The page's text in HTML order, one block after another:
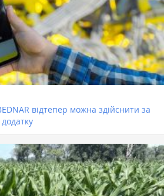
відтепер можна здійснити за